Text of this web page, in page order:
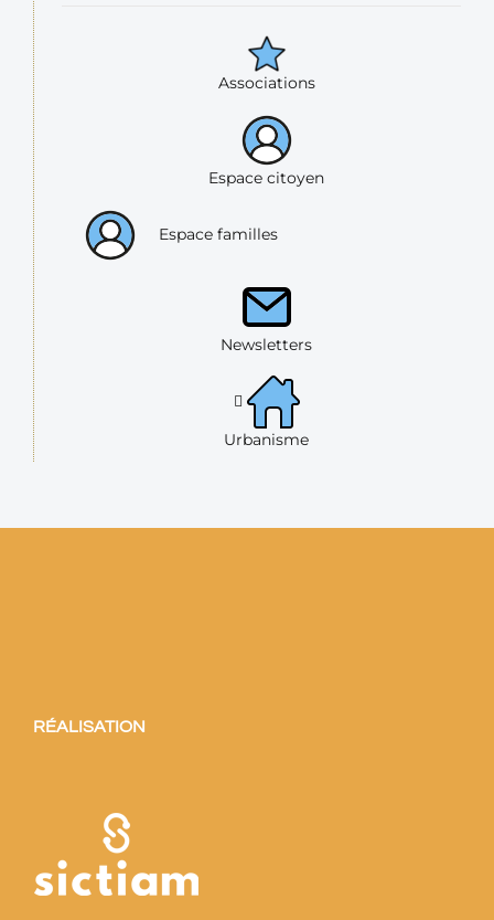
Associations
Espace citoyen
Espace familles
Newsletters
Urbanisme
RÉALISATION